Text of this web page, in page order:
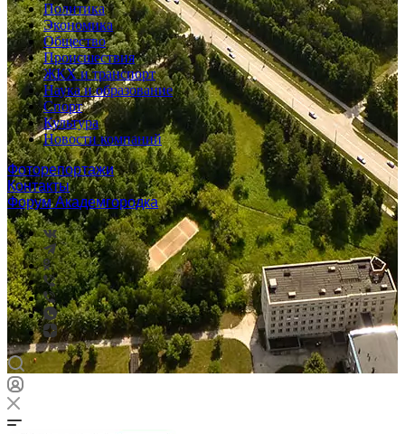
Политика
Экономика
Общество
Происшествия
ЖКХ и транспорт
Наука и образование
Спорт
Культура
Новости компаний
Фоторепортажи
Контакты
Форум Академгородка